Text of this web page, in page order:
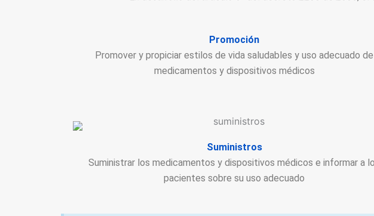
Promoción
Promover y propiciar estilos de vida saludables y uso adecuado de
medicamentos y dispositivos médicos
Suministros
Suministrar los medicamentos y dispositivos médicos e informar a
pacientes sobre su uso adecuado